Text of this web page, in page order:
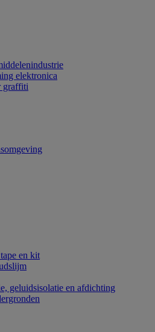
elektronica
graffiti
en kit
geluidsisolatie en afdichting